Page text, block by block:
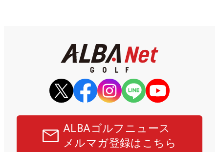
ALBAゴルフニュース
メルマガ登録はこちら